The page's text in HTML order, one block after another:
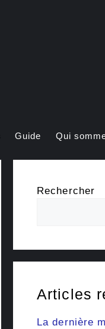
Guide Qui
Rechercher
Articles
La dernière